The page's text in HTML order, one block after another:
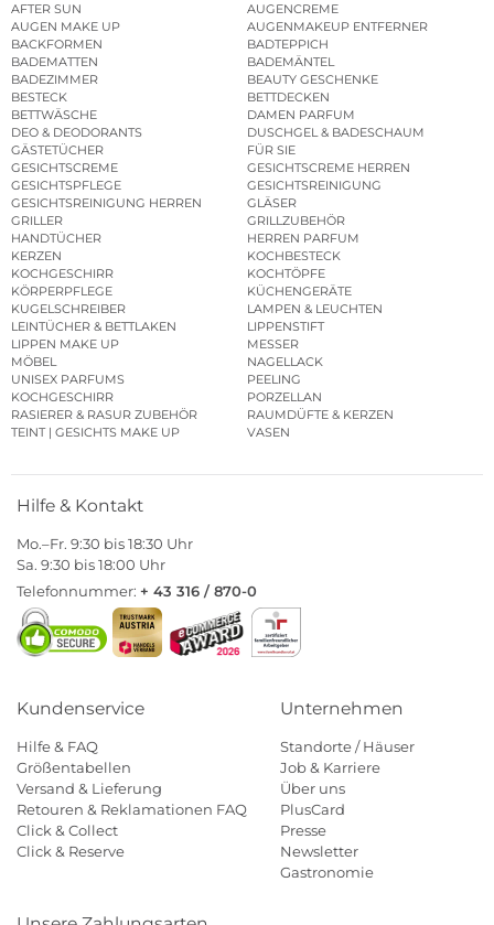
AFTER SUN
AUGENCREME
AUGEN MAKE UP
AUGENMAKEUP ENTFERNER
BACKFORMEN
BADTEPPICH
BADEMATTEN
BADEMÄNTEL
BADEZIMMER
BEAUTY GESCHENKE
BESTECK
BETTDECKEN
BETTWÄSCHE
DAMEN PARFUM
DEO & DEODORANTS
DUSCHGEL & BADESCHAUM
GÄSTETÜCHER
FÜR SIE
GESICHTSCREME
GESICHTSCREME HERREN
GESICHTSPFLEGE
GESICHTSREINIGUNG
GESICHTSREINIGUNG HERREN
GLÄSER
GRILLER
GRILLZUBEHÖR
HANDTÜCHER
HERREN PARFUM
KERZEN
KOCHBESTECK
KOCHGESCHIRR
KOCHTÖPFE
KÖRPERPFLEGE
KÜCHENGERÄTE
KUGELSCHREIBER
LAMPEN & LEUCHTEN
LEINTÜCHER & BETTLAKEN
LIPPENSTIFT
LIPPEN MAKE UP
MESSER
MÖBEL
NAGELLACK
UNISEX PARFUMS
PEELING
KOCHGESCHIRR
PORZELLAN
RASIERER & RASUR ZUBEHÖR
RAUMDÜFTE & KERZEN
TEINT | GESICHTS MAKE UP
VASEN
Hilfe & Kontakt
Mo.–Fr. 9:30 bis 18:30 Uhr
Sa. 9:30 bis 18:00 Uhr
Telefonnummer: + 43 316 / 870-0
Kundenservice
Hilfe & FAQ
Größentabellen
Versand & Lieferung
Retouren & Reklamationen FAQ
Click & Collect
Click & Reserve
Unternehmen
Standorte / Häuser
Job & Karriere
Über uns
PlusCard
Presse
Newsletter
Gastronomie